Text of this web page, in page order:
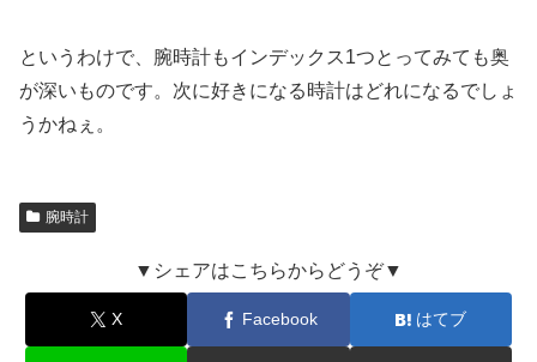
というわけで、腕時計もインデックス1つとってみても奥
が深いものです。次に好きになる時計はどれになるでしょ
うかねぇ。
腕時計
▼シェアはこちらからどうぞ▼
X Facebook はてブ